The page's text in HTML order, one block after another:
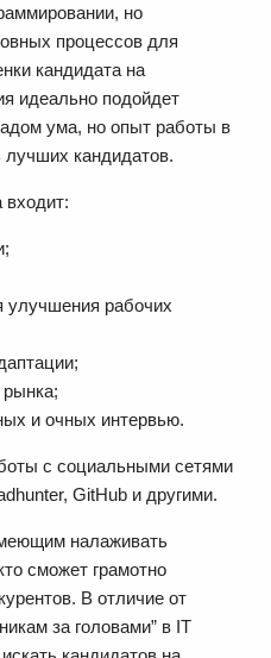
но
процессов для
кандидата на
идеально подойдет
ума, но опыт работы в
кандидатов.
входит:
улучшения рабочих
рынка;
и очных интервью.
с социальными сетями
GitHub и другими.
налаживать
сможет грамотно
В отличие от
за головами” в IT